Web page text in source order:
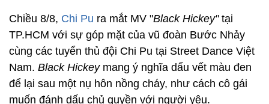
Chiều 8/8, Chi Pu ra mắt MV "Black Hickey" tại
TP.HCM với sự góp mặt của vũ đoàn Bước Nhảy
cùng các tuyển thủ đội Chi Pu tại Street Dance Việt
Nam. Black Hickeymang ý nghĩa dấu vết màu đen
để lại sau một nụ hôn nồng cháy, như cách cô gái
muốn đánh dấu chủ quyền với người yêu.